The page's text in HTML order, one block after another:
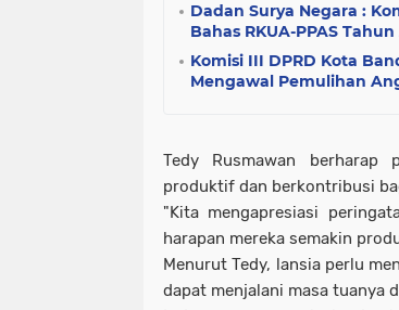
Dadan Surya Negara :
Bahas RKUA-PPAS
Komisi III DPRD Kota
Mengawal Pemulihan
Tedy Rusmawan berharap
produktif dan berkontribusi
"Kita mengapresiasi
harapan mereka semakin
Menurut Tedy, lansia perlu
dapat menjalani masa tuanya